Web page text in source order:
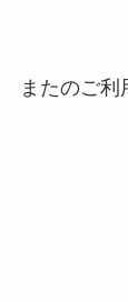
またのご利